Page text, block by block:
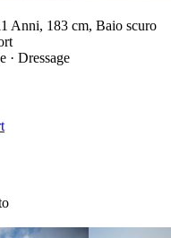
Anni, 183 cm, Baio scuro
· Dressage